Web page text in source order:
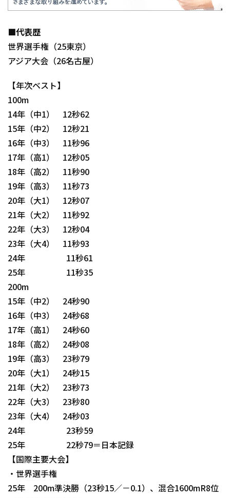
■代表歴
世界選手権（25東京）
アジア大会（26名古屋）
【年次ベスト】
100m
14年（中1） 12秒62
15年（中2） 12秒21
16年（中3） 11秒96
17年（高1） 12秒05
18年（高2） 11秒90
19年（高3） 11秒73
20年（大1） 12秒07
21年（大2） 11秒92
22年（大3） 12秒04
23年（大4） 11秒93
24年 11秒61
25年 11秒35
200m
15年（中2） 24秒90
16年（中3） 24秒68
17年（高1） 24秒60
18年（高2） 24秒08
19年（高3） 23秒79
20年（大1） 24秒15
21年（大2） 23秒73
22年（大3） 23秒80
23年（大4） 24秒03
24年 23秒59
25年 22秒79＝日本記録
【国際主要大会】
・世界選手権
25年 200m準決勝（23秒15／－0.1）、混合1600mR8位